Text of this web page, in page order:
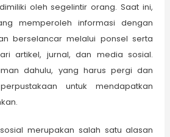
oleh segelintir orang. Saat ini,
memperoleh informasi dengan
berselancar melalui ponsel serta
artikel, jurnal, dan media sosial.
dahulu, yang harus pergi dan
untuk mendapatkan
merupakan salah satu alasan